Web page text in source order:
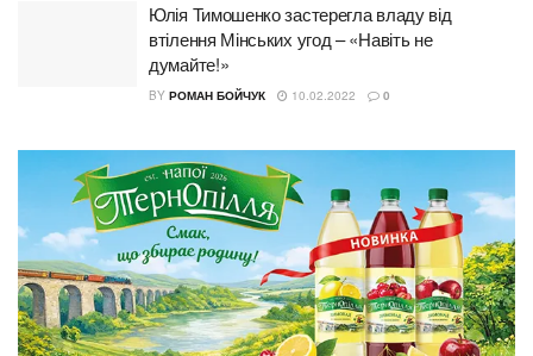
Юлія Тимошенко застерегла владу від
втілення Мінських угод – «Навіть не
думайте!»
BY РОМАН БОЙЧУК 10.02.2022 0